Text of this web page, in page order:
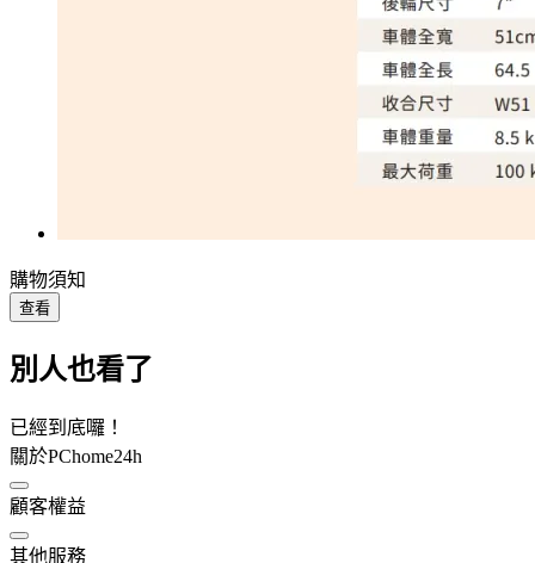
購物須知
查看
別人也看了
已經到底囉！
關於PChome24h
顧客權益
其他服務